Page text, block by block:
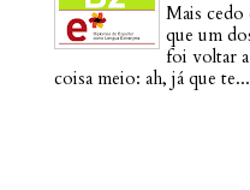
Mais cedo
que um
foi voltar
coisa meio: ah, já que te...